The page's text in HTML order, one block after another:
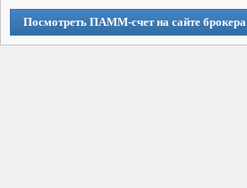
Посмотреть ПАММ-счет на сайте брокера